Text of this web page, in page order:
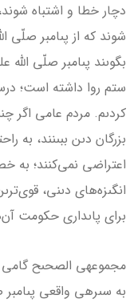
دچار خطا و اشتباه
شوند كه از پىامبر صلّى
بگوىند پىامبر صلّى
ستم روا داشته است؛
كردىم. مردم عامى اگر
بزرگان دىن ببىنند، به
اعتراضى نمى‌كنند؛ به
انگىزه‌هاى دىنى،
براى پاىدارى حكومت
مجموعه­ى الصحىح گامى
به سىره­ى واقعى